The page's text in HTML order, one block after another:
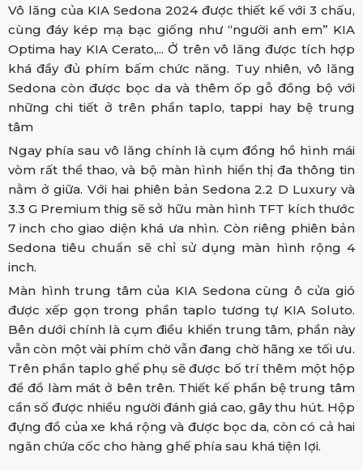
Vô lăng của KIA Sedona 2024 được thiết kế với 3 chấu,
cùng đáy kép mạ bạc giống như “người anh em” KIA
Optima hay KIA Cerato,... Ở trên vô lăng được tích hợp
khá đầy đủ phím bấm chức năng. Tuy nhiên, vô lăng
Sedona còn được bọc da và thêm ốp gỗ đồng bộ với
những chi tiết ở trên phần taplo, tappi hay bệ trung
tâm
Ngay phía sau vô lăng chính là cụm đồng hồ hình mái
vòm rất thể thao, và bộ màn hình hiển thị đa thông tin
nằm ở giữa. Với hai phiên bản Sedona 2.2 D Luxury và
3.3 G Premium thig sẽ sở hữu màn hình TFT kích thước
7 inch cho giao diện khá ưa nhìn. Còn riêng phiên bản
Sedona tiêu chuẩn sẽ chỉ sử dụng màn hình rộng 4
inch.
Màn hình trung tâm của KIA Sedona cùng ô cửa gió
được xếp gọn trong phần taplo tương tự KIA Soluto.
Bên dưới chính là cụm điều khiển trung tâm, phần này
vẫn còn một vài phím chờ vẫn đang chờ hãng xe tối ưu.
Trên phần taplo ghế phụ sẽ được bố trí thêm một hộp
để đồ làm mát ở bên trên. Thiết kế phần bệ trung tâm
cần số được nhiều người đánh giá cao, gây thu hút. Hộp
đựng đồ của xe khá rộng và được bọc da, còn có cả hai
ngăn chứa cốc cho hàng ghế phía sau khá tiện lợi.